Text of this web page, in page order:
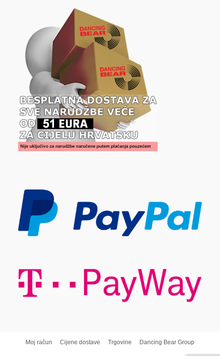
Moj račun Cijene dostave Trgovine Dancing Bear Group